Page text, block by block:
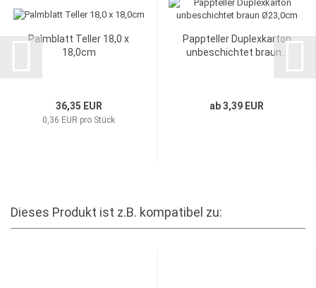
Palmblatt Teller 18,0 x
18,0cm
36,35 EUR
0,36 EUR pro Stück
Pappteller Duplexkarton
unbeschichtet braun...
ab 3,39 EUR
Dieses Produkt ist z.B. kompatibel zu: